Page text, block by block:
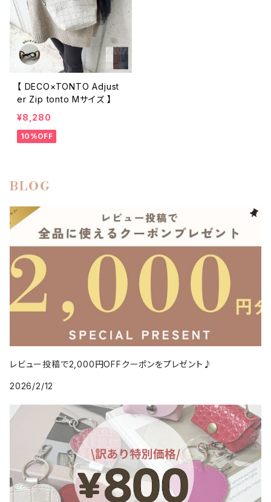
【 DECO×TONTO Adjust
er Zip tonto Mサイズ 】
¥8,280
10%OFF
BLOG
レビュー投稿で2,000円OFFクーポンをプレゼント♪
2026/2/12